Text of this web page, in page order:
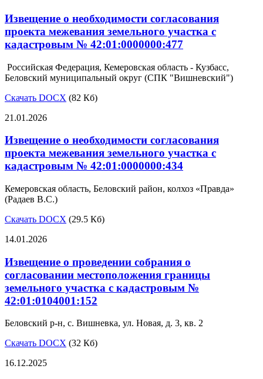
Извещение о необходимости согласования
проекта межевания земельного участка с
кадастровым № 42:01:0000000:477
Российская Федерация, Кемеровская область - Кузбасс,
Беловский муниципальный округ (СПК "Вишневский")
Скачать DOCX (82 Кб)
21.01.2026
Извещение о необходимости согласования
проекта межевания земельного участка с
кадастровым № 42:01:0000000:434
Кемеровская область, Беловский район, колхоз «Правда»
(Радаев В.С.)
Скачать DOCX (29.5 Кб)
14.01.2026
Извещение о проведении собрания о
согласовании местоположения границы
земельного участка с кадастровым №
42:01:0104001:152
Беловский р-н, с. Вишневка, ул. Новая, д. 3, кв. 2
Скачать DOCX (32 Кб)
16.12.2025